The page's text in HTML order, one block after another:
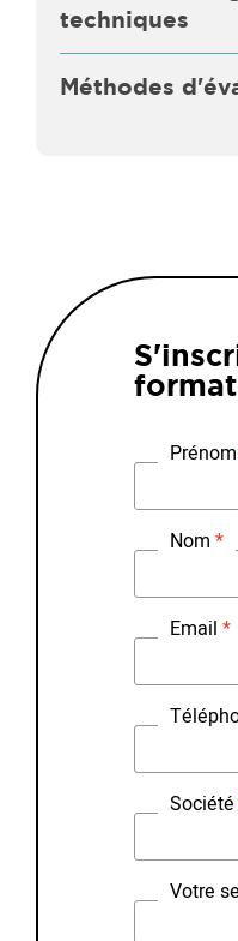
techniques
Méthodes
Prénom
Nom
Email
Société
Votre